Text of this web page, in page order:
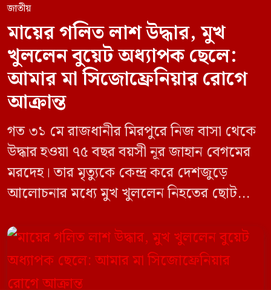
জাতীয়
মায়ের গলিত লাশ উদ্ধার, মুখ
খুললেন বুয়েট অধ্যাপক ছেলে:
আমার মা সিজোফ্রেনিয়ার রোগে
আক্রান্ত
গত ৩১ মে রাজধানীর মিরপুরে নিজ বাসা থেকে
উদ্ধার হওয়া ৭৫ বছর বয়সী নূর জাহান বেগমের
মরদেহ। তার মৃত্যুকে কেন্দ্র করে দেশজুড়ে
আলোচনার মধ্যে মুখ খুললেন নিহতের ছোট
(বুয়েট) অধ্যাপক একেএম আশিকুর রহমান।
তিনি পরিবারের বিরুদ্ধে ছড়ানো বিভিন্ন তথ্যকে
মিথ্যা বলে দাবি করেছেন। বুধবার (৩ জুন)